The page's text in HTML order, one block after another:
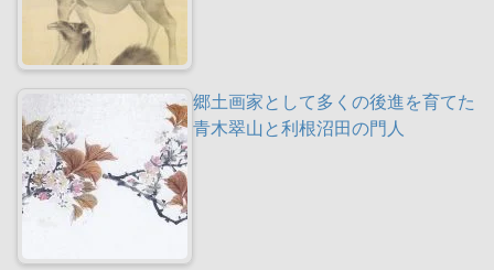
郷土画家として多くの後進を育てた
青木翠山と利根沼田の門人